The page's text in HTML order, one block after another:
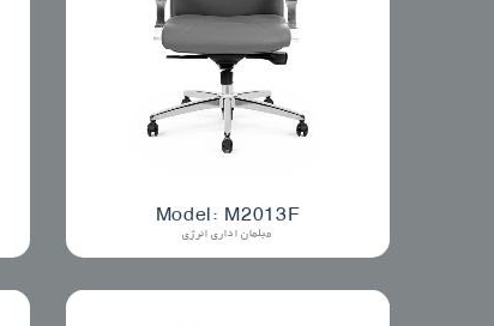
Model: M2013F
مبلمان اداری انرژی